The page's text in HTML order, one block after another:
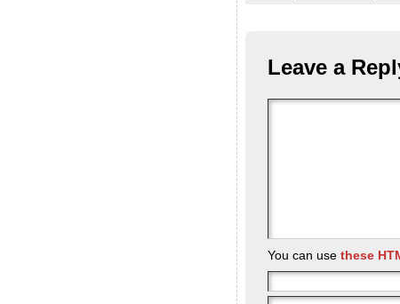
Leave a
You can use these